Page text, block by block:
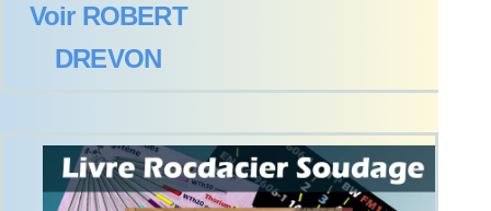
Voir ROBERT
DREVON